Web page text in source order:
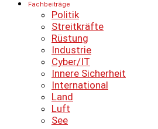
Fachbeiträge
Politik
Streitkräfte
Rüstung
Industrie
Cyber/IT
Innere Sicherheit
International
Land
Luft
See